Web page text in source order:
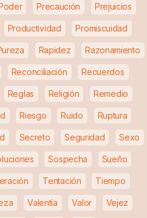
Precaución Prejuicios
Productividad Promiscuidad
Rapidez Razonamiento
Reconciliación Recuerdos
Reglas Religión Remedio
Riesgo Ruido Ruptura
Secreto Seguridad Sexo
Sospecha Sueño
Tentación Tiempo
Valentía Valor Vejez